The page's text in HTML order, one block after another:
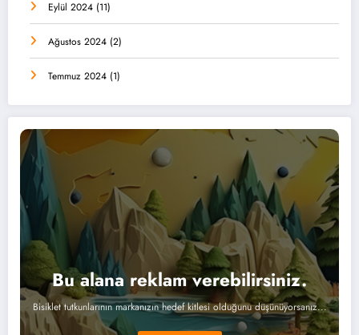
Eylül 2024 (11)
Ağustos 2024 (2)
Temmuz 2024 (1)
Bu alana reklam verebilirsiniz.
Bisiklet tutkunlarının markanızın hedef kitlesi olduğunu düşünüyorsanız...